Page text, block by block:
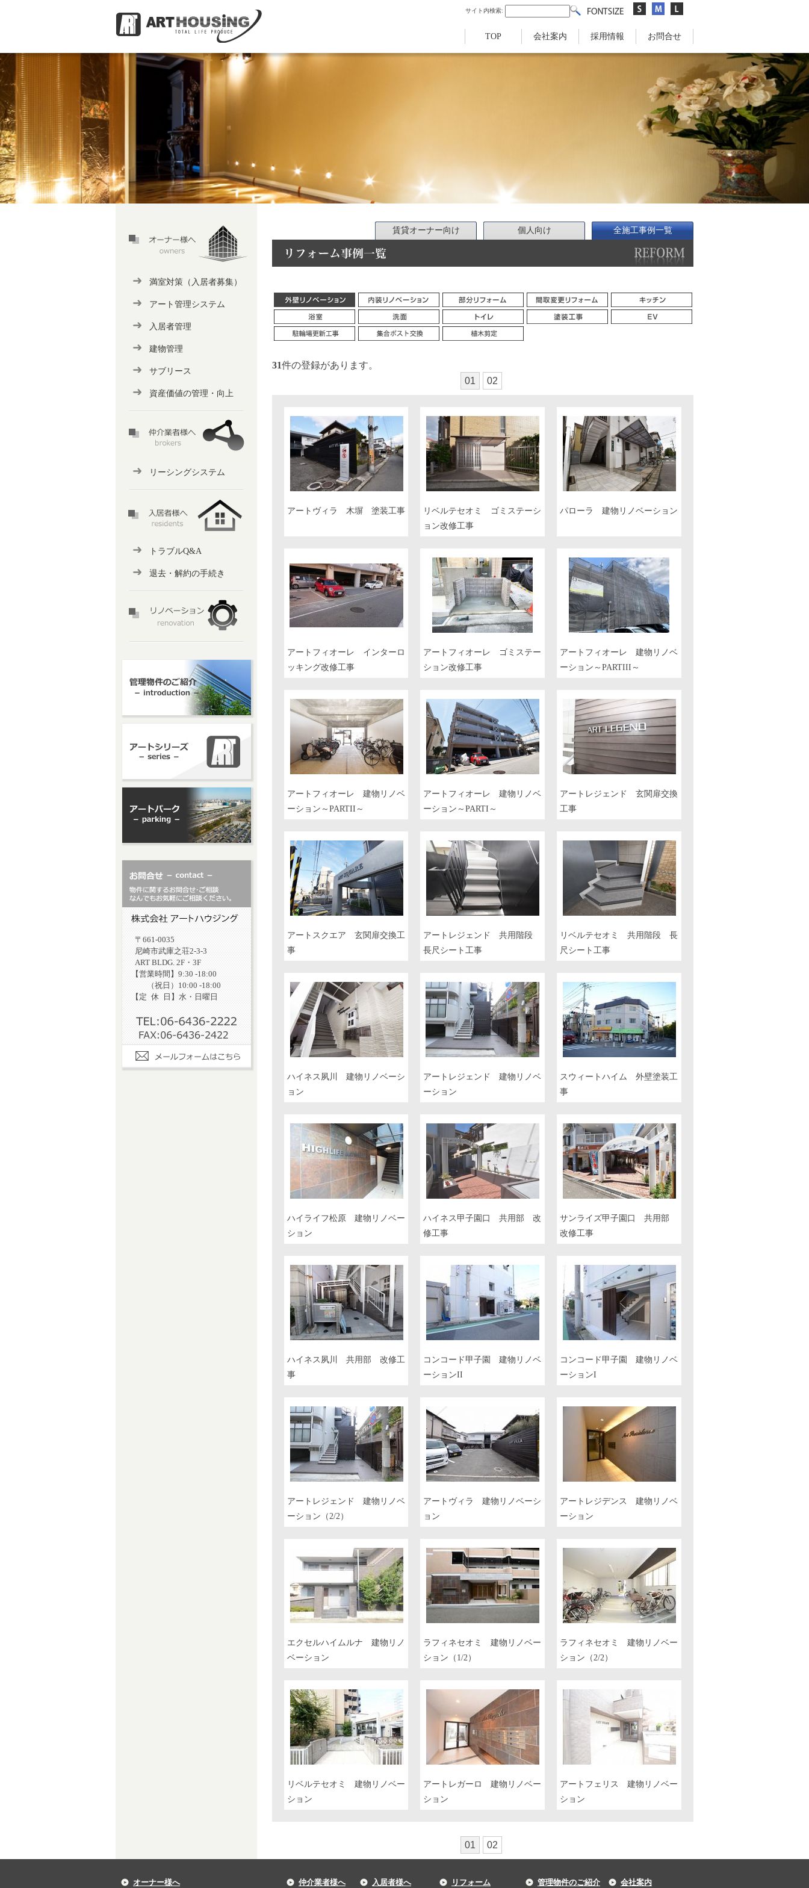
サイト内検索:
TOP 会社案内 採用情報 お問合せ
満室対策（入居者募集）
アート管理システム
入居者管理
建物管理
サブリース
資産価値の管理・向上
リーシングシステム
トラブルQ&A
退去・解約の手続き
〒661-0035
尼崎市武庫之荘2-3-3
ART BLDG. 2F・3F
【営業時間】9:30 -18:00
（祝日）10:00 -18:00
【定 休 日】水・日曜日
賃貸オーナー向け 個人向け 全施工事例一覧
31件の登録があります。
01
02
アートヴィラ 木塀 塗装工事
リベルテセオミ ゴミステーシ
ョン改修工事
パローラ 建物リノベーション
アートフィオーレ インターロ
ッキング改修工事
アートフィオーレ ゴミステー
ション改修工事
アートフィオーレ 建物リノベ
ーション～PARTIII～
アートフィオーレ 建物リノベ
ーション～PARTII～
アートフィオーレ 建物リノベ
ーション～PARTI～
アートレジェンド 玄関扉交換
工事
アートスクエア 玄関扉交換工
事
アートレジェンド 共用階段
長尺シート工事
リベルテセオミ 共用階段 長
尺シート工事
ハイネス夙川 建物リノベーシ
ョン
アートレジェンド 建物リノベ
ーション
スウィートハイム 外壁塗装工
事
ハイライフ松原 建物リノベー
ション
ハイネス甲子園口 共用部 改
修工事
サンライズ甲子園口 共用部
改修工事
ハイネス夙川 共用部 改修工
事
コンコード甲子園 建物リノベ
ーションII
コンコード甲子園 建物リノベ
ーションI
アートレジェンド 建物リノベ
ーション（2/2）
アートヴィラ 建物リノベーシ
ョン
アートレジデンス 建物リノベ
ーション
エクセルハイムルナ 建物リノ
ベーション
ラフィネセオミ 建物リノベー
ション（1/2）
ラフィネセオミ 建物リノベー
ション（2/2）
リベルテセオミ 建物リノベー
ション
アートレガーロ 建物リノベー
ション
アートフェリス 建物リノベー
ション
01 02
オーナー様へ 仲介業者様へ 入居者様へ リフォーム 管理物件のご紹介 会社案内